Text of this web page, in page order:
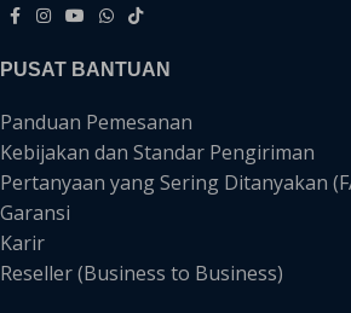
PUSAT BANTUAN
Panduan Pemesanan
Kebijakan dan Standar Pengiriman
Pertanyaan yang Sering Ditanyakan
Garansi
Karir
Reseller (Business to Business)